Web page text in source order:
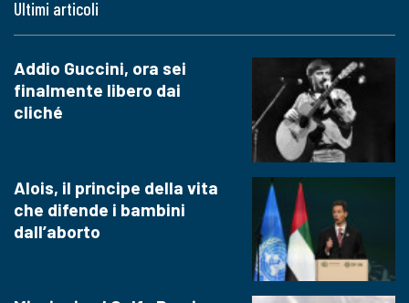
Ultimi articoli
Addio Guccini, ora sei
finalmente libero dai
cliché
Alois, il principe della vita
che difende i bambini
dall’aborto